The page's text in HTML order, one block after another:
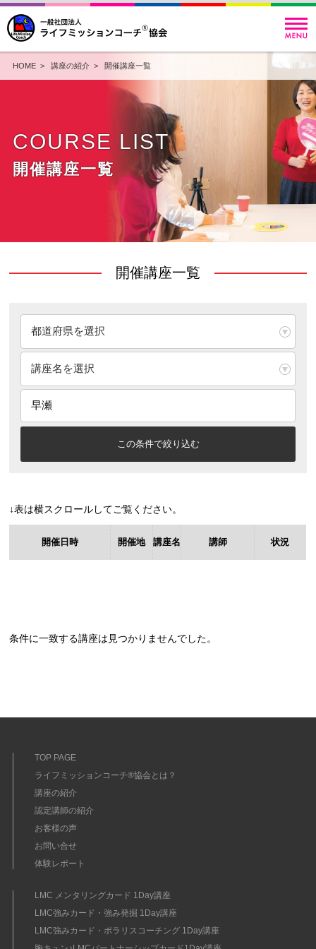
HOME> 講座の紹介> 開催講座一覧
COURSE LIST
開催講座一覧
開催講座一覧
↓表は横スクロールしてご覧ください。
開催日時 開催地 講座名 講師 状況
条件に一致する講座は見つかりませんでした。
TOP PAGE
ライフミッションコーチ®協会とは？
講座の紹介
認定講師の紹介
お客様の声
お問い合せ
体験レポート
LMC メンタリングカード 1Day講座
LMC強みカード・強み発掘 1Day講座
LMC強みカード・ポラリスコーチング 1Day講座